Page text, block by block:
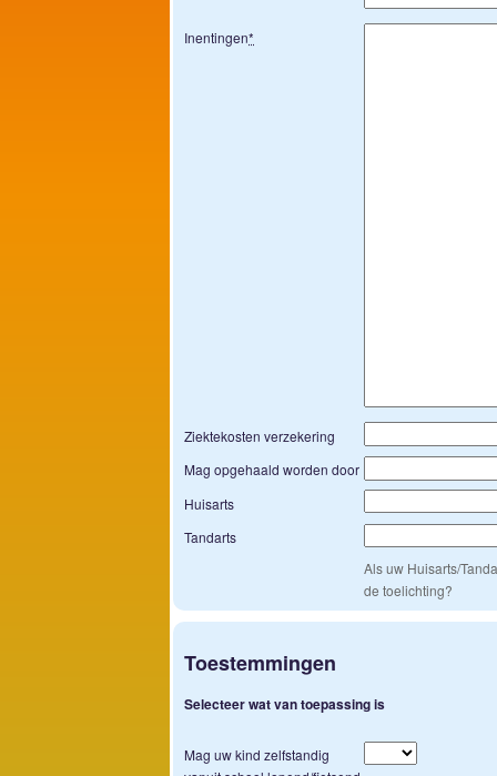
Inentingen*
Ziektekosten verzekering
Mag opgehaald worden door
Huisarts
Tandarts
Als uw Huisarts/
de toelichting?
Toestemmingen
Selecteer wat van toepassing is
Mag uw kind zelfstandig